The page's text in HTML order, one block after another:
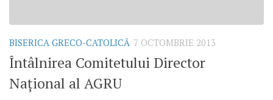
BISERICA GRECO-CATOLICĂ 7 OCTOMBRIE 2013
Întâlnirea Comitetului Director
Naţional al AGRU